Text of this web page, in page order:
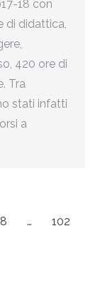
18 con
di didattica,
420 ore di
Tra
stati infatti
a
8 …
102